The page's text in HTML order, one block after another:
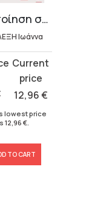
Μεταποίηση συναισθημάτων
Ιωάννα
12,96€
lowest price
12,96 €.
TO CART